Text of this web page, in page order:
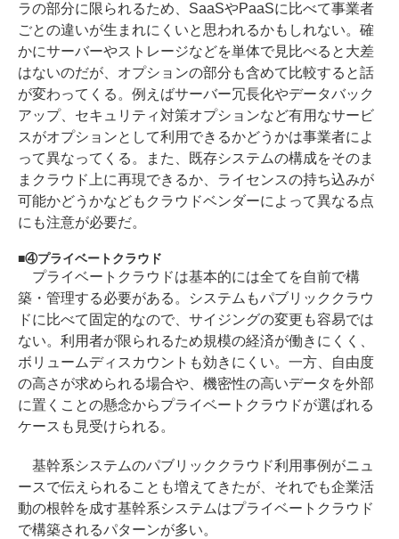
ラの部分に限られるため、SaaSやPaaSに比べて事業者
ごとの違いが生まれにくいと思われるかもしれない。確
かにサーバーやストレージなどを単体で見比べると大差
はないのだが、オプションの部分も含めて比較すると話
が変わってくる。例えばサーバー冗長化やデータバック
アップ、セキュリティ対策オプションなど有用なサービ
スがオプションとして利用できるかどうかは事業者によ
って異なってくる。また、既存システムの構成をそのま
まクラウド上に再現できるか、ライセンスの持ち込みが
可能かどうかなどもクラウドベンダーによって異なる点
にも注意が必要だ。
④プライベートクラウド
プライベートクラウドは基本的には全てを自前で構
築・管理する必要がある。システムもパブリッククラウ
ドに比べて固定的なので、サイジングの変更も容易では
ない。利用者が限られるため規模の経済が働きにくく、
ボリュームディスカウントも効きにくい。一方、自由度
の高さが求められる場合や、機密性の高いデータを外部
に置くことの懸念からプライベートクラウドが選ばれる
ケースも見受けられる。
基幹系システムのパブリッククラウド利用事例がニュ
ースで伝えられることも増えてきたが、それでも企業活
動の根幹を成す基幹系システムはプライベートクラウド
で構築されるパターンが多い。